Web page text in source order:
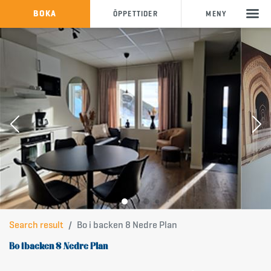
KÖP SKIPASS
info@storklinten.se
Telefonbokning : 0928-40 000
ÖPPETTIDER
BOKA MENY
Search result
Bo i backen 8 Nedre Plan
Bo i backen 8 Nedre Plan